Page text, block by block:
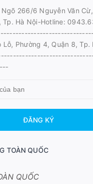
Ngõ 266/6 Nguyễn Văn
Tp. Hà Nội-Hotline:
Phường 4, Quận 8, Tp.
ĐĂNG KÝ
TOÀN QUỐC
QUỐC